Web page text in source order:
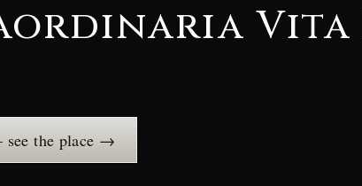
Vita
the place →